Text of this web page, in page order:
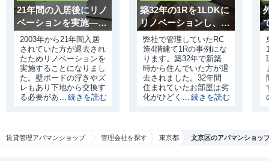
賃貸管理アパマンショップ 管理会社を探す 東京都 文京区のアパマンショッ
21年間の入居後にリノ
ベーションを実施——
老朽化した設備を一新
2003年から21年間入居
されていた方が退去され
たためリノベーションを
実施することになりまし
た。壁ボードの浮きやズ
レもあり下地から交換す
る必要がありました。当
がありました。
築32年の1Rを1LDKに
リノベーションし、1
カ月で満室を実現
弊社で管理していたRC
造4階建て1Rの事例にな
ります。築32年で新築
時から住んでいた方が退
去されました。32年間
住まれていたお部屋は劣
化がひどく、原状回復す